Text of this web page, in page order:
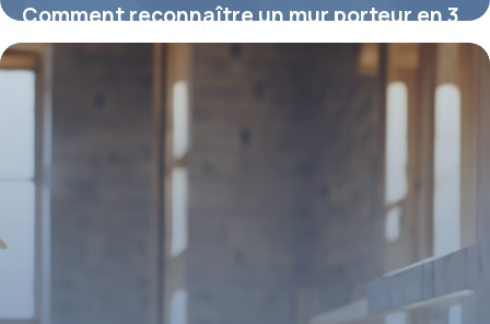
Comment reconnaître un mur porteur en 3
tests simples et fiables